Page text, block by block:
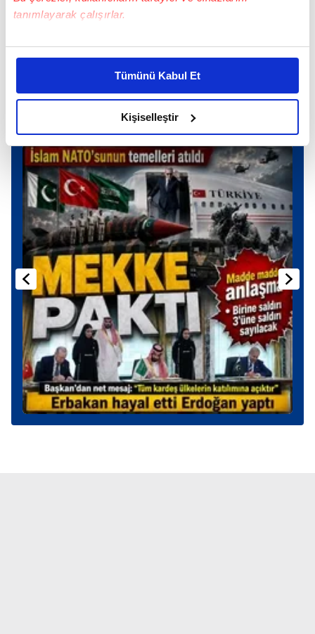
tanımlayarak çalışırlar.
Bu çerezlere izin vermeniz halinde sizlere özel
daha iyi reklam deneyimi yaşatabiliriz. Bunu yaparken
amacımızın size daha iyi bir reklam deneyimi sunmak
olduğunu ve sizlere en iyi içerikleri sunabilmek adına
elimizden gelen çabayı gösterdiğimizi ve bu noktada,
reklamların maliyetlerimizi karşılamak noktasında tek gelir
kalemimiz olduğunu sizlere hatırlatmak isteriz.
Her halükârda, kullanıcılar, bu çerezlere izin vermedikleri
takdirde, kullanıcılara hedefli reklamlar
gösterilmeyecektir."
Sizlere daha iyi bir hizmet sunabilmek için İnternet
Sitemizde kendimize ve üçüncü kişilere ait çerezler
kullanılmaktadır. Bu çerezler vasıtasıyla çeşitli kişisel
verileriniz işlenmekte olup gerekli olan çerezler bilgi
toplumu hizmetlerinin sunulması amacıyla
kullanılmaktadır. Diğer çerezler, sitemizin daha işlevsel
kılınması ve kişiselleştirilmesi ve sizlere yönelik
reklam/pazarlama faaliyetlerinin yapılması, amaçlarıyla
sınırlı olarak açık rızanız dahilinde kullanılacaktır.
Tümünü Kabul Et
Kişiselleştir
TAKVİM UYGULAMASINI İNDİRMEK İÇİN
Günün Manşetleri